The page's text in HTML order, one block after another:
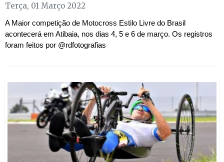
Terça, 01 Março 2022
A Maior competição de Motocross Estilo Livre do Brasil
acontecerá em Atibaia, nos dias 4, 5 e 6 de março. Os registros
foram feitos por @rdfotografias